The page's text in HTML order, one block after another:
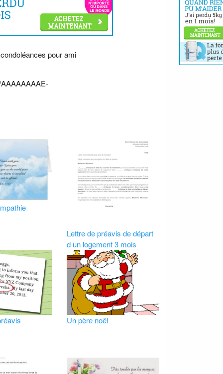
pour ami
Lettre de préavis de départ
d un logement 3 mois
Un père noël